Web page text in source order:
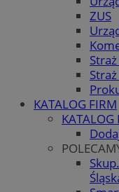
ZUS
KATALOG FIRM
KATALOG